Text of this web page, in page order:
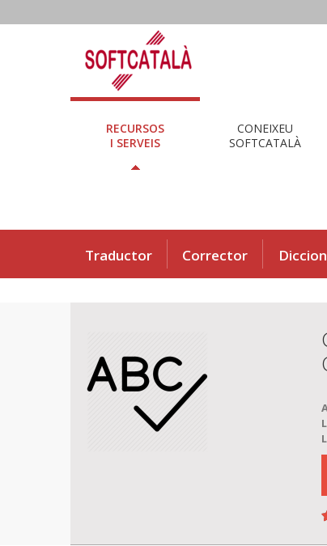
RECURSOS
I SERVEIS
CONEIXEU
SOFTCATALÀ
Traductor Corrector